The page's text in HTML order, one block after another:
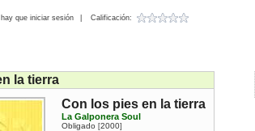
que iniciar sesión Calificación:
la tierra
Con los pies en la tierra
La Galponera Soul
Obligado [2000]